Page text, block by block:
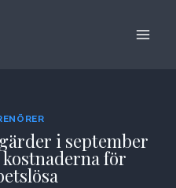
i september
för